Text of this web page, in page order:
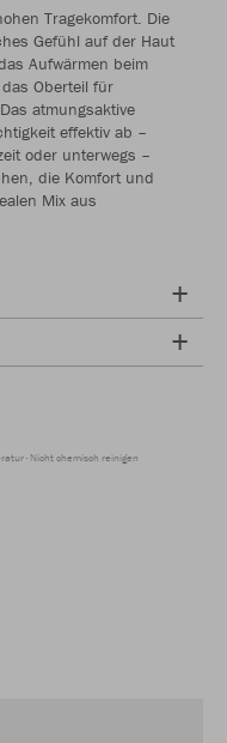
Tragekomfort. Die
Gefühl auf der Haut
Aufwärmen beim
Oberteil für
atmungsaktive
effektiv ab –
oder unterwegs –
die Komfort und
Mix aus
Nicht chemisch reinigen